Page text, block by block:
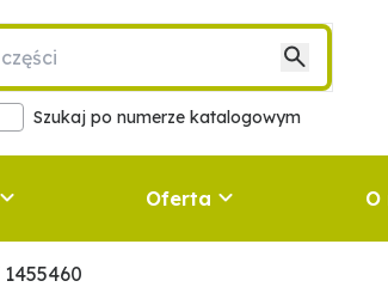
Szukaj po numerze katalogowym
Oferta O